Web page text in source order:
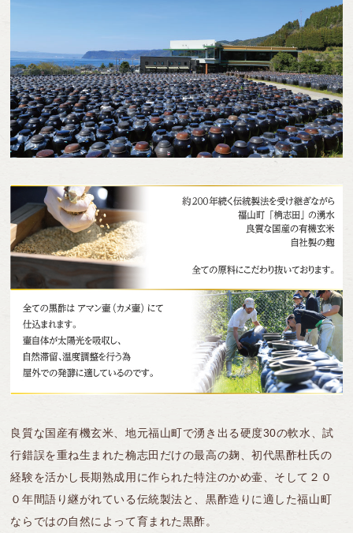
10年熟成黒酢
機能性表示食品
3年熟成大豆酢
10年熟成大豆酢
15年熟成黒豆酢
全ての商品を見る
フルーツ黒酢
冷凍果実
シェフの調味料
全ての商品を見る
合わせ酢
ソース
ポン酢
ドレッシング
ジャム
黒酢スイーツ
全ての商品を見る
ドーナツ
ふくれ菓子
サプリ／アミノ酸飲料
煎茶コンブチャ
全ての商品を見る
煎茶コンブチャ
PANTOSU
セレクト商品
良質な国産有機玄米、地元福山町で湧き出る硬度30の軟水、試
行錯誤を重ね生まれた桷志田だけの最高の麹、初代黒酢杜氏の
経験を活かし長期熟成用に作られた特注のかめ壷、そして２０
０年間語り継がれている伝統製法と、黒酢造りに適した福山町
ならではの自然によって育まれた黒酢。